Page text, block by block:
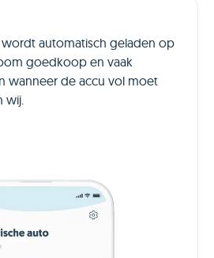
wordt automatisch geladen op
goedkoop en vaak
wanneer de accu vol moet
wij.